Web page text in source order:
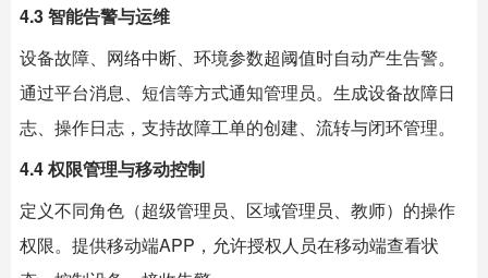
4.3 智能告警与运维
设备故障、网络中断、环境参数超阈值时自动产生告警。
通过平台消息、短信等方式通知管理员。生成设备故障日
志、操作日志，支持故障工单的创建、流转与闭环管理。
4.4 权限管理与移动控制
定义不同角色（超级管理员、区域管理员、教师）的操作
权限。提供移动端APP，允许授权人员在移动端查看状